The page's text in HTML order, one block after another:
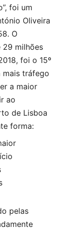
foi um
Oliveira
O
29 milhões
foi o 15º
mais tráfego
a maior
ao
de Lisboa
forma:
pelas